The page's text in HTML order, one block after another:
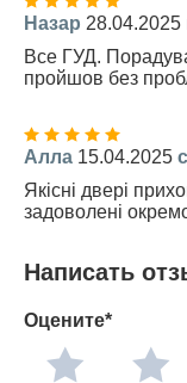
Назар 28.04.2025
Все ГУД.
пройшов без
Алла 15.04.2025
Якісні двері
задоволені
Написать
Оцените*